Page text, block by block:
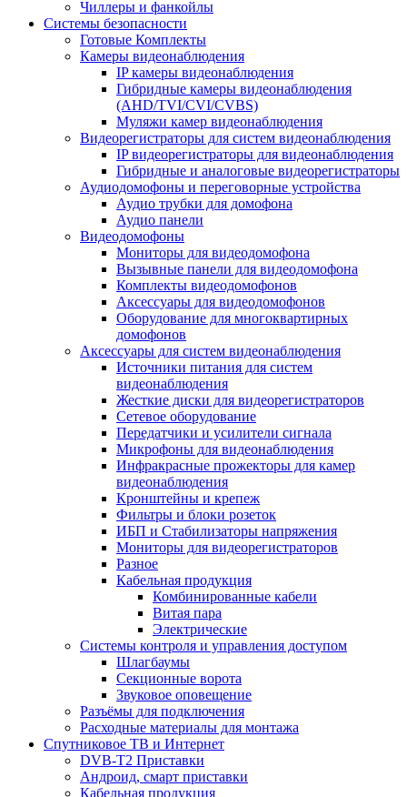
Чиллеры и фанкойлы
Системы безопасности
Готовые Комплекты
Камеры видеонаблюдения
IP камеры видеонаблюдения
Гибридные камеры видеонаблюдения
(AHD/TVI/CVI/CVBS)
Муляжи камер видеонаблюдения
Видеорегистраторы для систем видеонаблюдения
IP видеорегистраторы для видеонаблюдения
Гибридные и аналоговые видеорегистраторы
Аудиодомофоны и переговорные устройства
Аудио трубки для домофона
Аудио панели
Видеодомофоны
Мониторы для видеодомофона
Вызывные панели для видеодомофона
Комплекты видеодомофонов
Аксессуары для видеодомофонов
Оборудование для многоквартирных
домофонов
Аксессуары для систем видеонаблюдения
Источники питания для систем
видеонаблюдения
Жесткие диски для видеорегистраторов
Сетевое оборудование
Передатчики и усилители сигнала
Микрофоны для видеонаблюдения
Инфракрасные прожекторы для камер
видеонаблюдения
Кронштейны и крепеж
Фильтры и блоки розеток
ИБП и Стабилизаторы напряжения
Мониторы для видеорегистраторов
Разное
Кабельная продукция
Комбинированные кабели
Витая пара
Электрические
Системы контроля и управления доступом
Шлагбаумы
Секционные ворота
Звуковое оповещение
Разъёмы для подключения
Расходные материалы для монтажа
Спутниковое ТВ и Интернет
DVB-Т2 Приставки
Андроид, смарт приставки
Кабельная продукция